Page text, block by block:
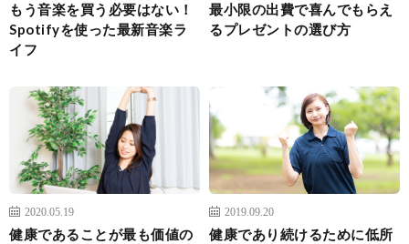
もう音楽を買う必要はない！
Spotifyを使った最新音楽ラ
イフ
最小限の出費で喜んでもらえ
るプレゼントの選び方
2020.05.19
健康であることが最も価値の
2019.09.20
健康であり続けるために低所